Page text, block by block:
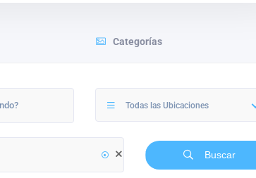
Categorías
Todas las Ubicaciones
Buscar